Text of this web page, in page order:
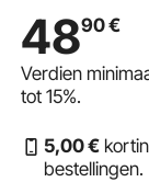
zwart
4890€
Verdien
tot15%.
5,00€
bestellingen.